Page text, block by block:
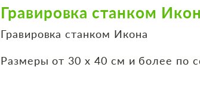
Гравировка станком
Гравировка станком Икона
Размеры от 30 х 40 см и более по